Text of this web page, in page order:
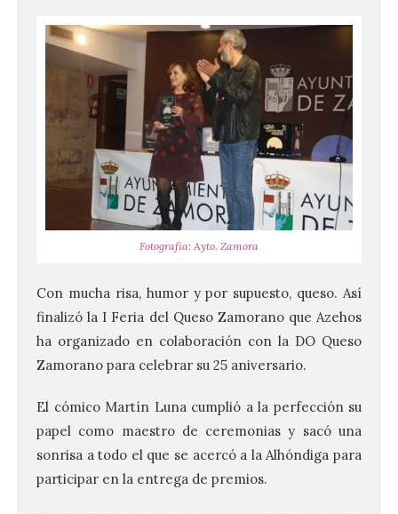
Fotografía: Ayto. Zamora
Con mucha risa, humor y por supuesto, queso. Así
finalizó la I Feria del Queso Zamorano que Azehos
ha organizado en colaboración con la DO Queso
Zamorano para celebrar su 25 aniversario.
El cómico Martín Luna cumplió a la perfección su
papel como maestro de ceremonias y sacó una
sonrisa a todo el que se acercó a la Alhóndiga para
participar en la entrega de premios.